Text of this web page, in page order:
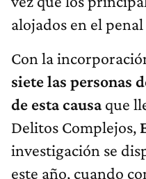
alojados en el
Con la
siete las personas
de esta causaque
Delitos Complejos,
investigación se
este año, cuando